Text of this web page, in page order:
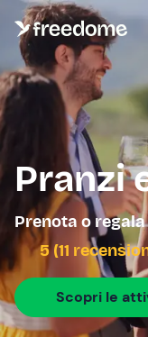
Pranzi
Prenota o
5 (11
Scopri le